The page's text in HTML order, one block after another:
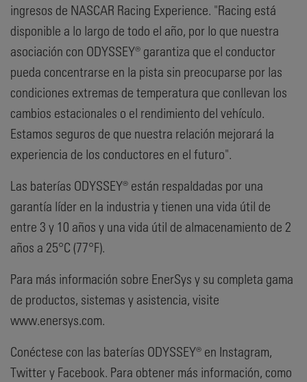
ingresos de NASCAR Racing Experience. "Racing está
disponible a lo largo de todo el año, por lo que nuestra
asociación con ODYSSEY® garantiza que el conductor
pueda concentrarse en la pista sin preocuparse por las
condiciones extremas de temperatura que conllevan los
cambios estacionales o el rendimiento del vehículo.
Estamos seguros de que nuestra relación mejorará la
experiencia de los conductores en el futuro".
Las baterías ODYSSEY® están respaldadas por una
garantía líder en la industria y tienen una vida útil de
entre 3 y 10 años y una vida útil de almacenamiento de 2
años a 25°C (77°F).
Para más información sobre EnerSys y su completa gama
de productos, sistemas y asistencia, visite
www.enersys.com.
Conéctese con las baterías ODYSSEY® en Instagram,
Twitter y Facebook. Para obtener más información, como